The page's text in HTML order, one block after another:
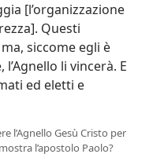
[l’organizzazione
Questi
siccome egli è
li vincerà. E
ed eletti e
l’Agnello Gesù Cristo per
l’apostolo Paolo?